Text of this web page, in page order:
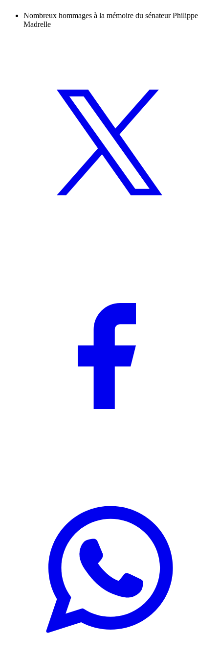
Nombreux hommages à la mémoire du sénateur Philippe
Madrelle